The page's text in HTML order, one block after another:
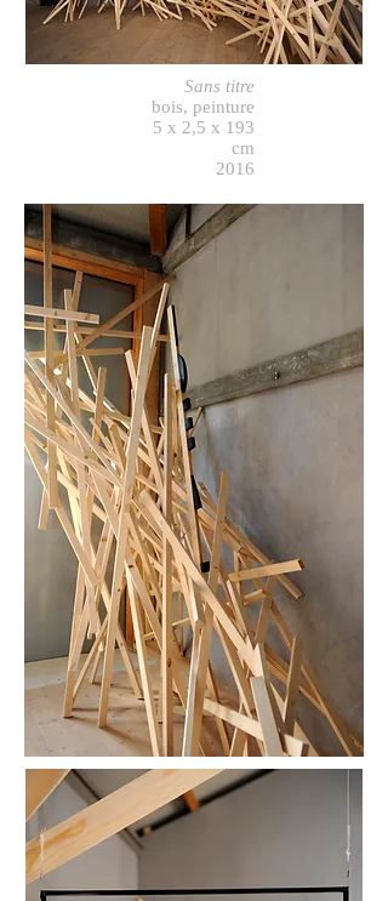
Sans titre
bois, peinture
5 x 2,5 x 193
cm
2016